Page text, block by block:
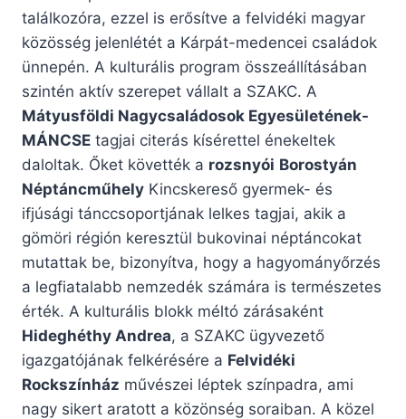
találkozóra, ezzel is erősítve a felvidéki magyar
közösség jelenlétét a Kárpát-medencei családok
ünnepén. A kulturális program összeállításában
szintén aktív szerepet vállalt a SZAKC. A
Mátyusföldi Nagycsaládosok Egyesületének-
MÁNCSE tagjai citerás kísérettel énekeltek
daloltak. Őket követték a rozsnyói Borostyán
Néptáncműhely Kincskereső gyermek- és
ifjúsági tánccsoportjának lelkes tagjai, akik a
gömöri régión keresztül bukovinai néptáncokat
mutattak be, bizonyítva, hogy a hagyományőrzés
a legfiatalabb nemzedék számára is természetes
érték. A kulturális blokk méltó zárásaként
Hideghéthy Andrea, a SZAKC ügyvezető
igazgatójának felkérésére a Felvidéki
Rockszínház művészei léptek színpadra, ami
nagy sikert aratott a közönség soraiban. A közel